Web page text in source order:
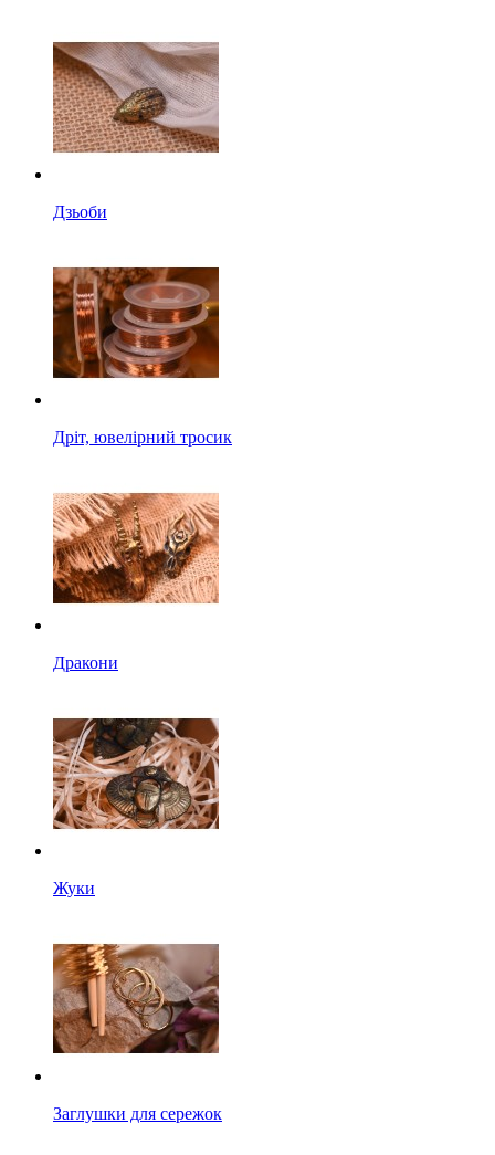
Дзьоби
Дріт, ювелірний тросик
Дракони
Жуки
Заглушки для сережок